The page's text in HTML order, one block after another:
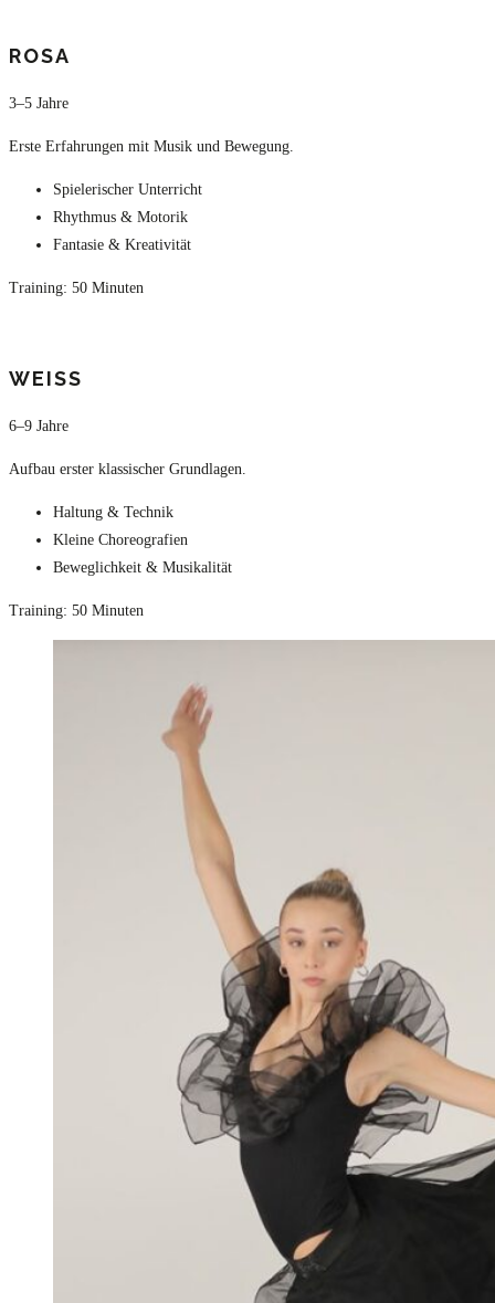
ROSA
3–5 Jahre
Erste Erfahrungen mit Musik und Bewegung.
Spielerischer Unterricht
Rhythmus & Motorik
Fantasie & Kreativität
Training: 50 Minuten
WEISS
6–9 Jahre
Aufbau erster klassischer Grundlagen.
Haltung & Technik
Kleine Choreografien
Beweglichkeit & Musikalität
Training: 50 Minuten